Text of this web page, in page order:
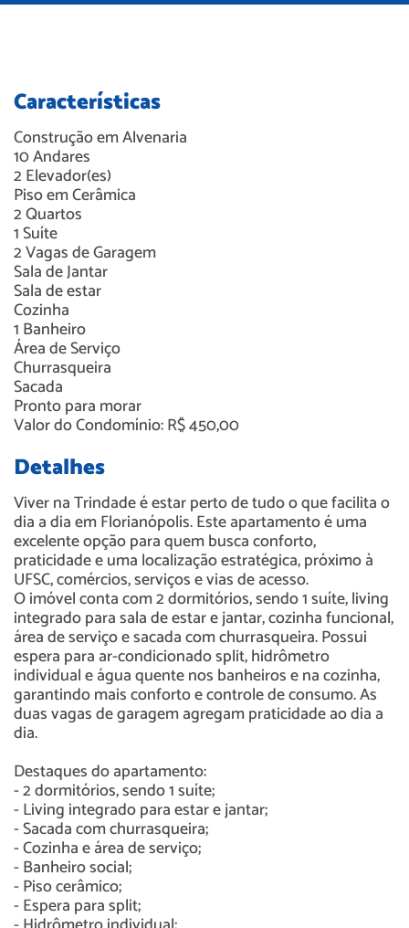
Características
Construção emAlvenaria
10Andares
2Elevador(es)
Piso emCerâmica
2Quartos
1Suíte
2Vagas de Garagem
Sala de Jantar
Sala de estar
Cozinha
1 Banheiro
Área de Serviço
Churrasqueira
Sacada
Pronto para morar
Valor do Condomínio: R$ 450,00
Detalhes
Viver na Trindade é estar perto de tudo o que facilita o
dia a dia em Florianópolis. Este apartamento é uma
excelente opção para quem busca conforto,
praticidade e uma localização estratégica, próximo à
UFSC, comércios, serviços e vias de acesso.
O imóvel conta com 2 dormitórios, sendo 1 suíte, living
integrado para sala de estar e jantar, cozinha funcional,
área de serviço e sacada com churrasqueira. Possui
espera para ar-condicionado split, hidrômetro
individual e água quente nos banheiros e na cozinha,
garantindo mais conforto e controle de consumo. As
duas vagas de garagem agregam praticidade ao dia a
dia.
Destaques do apartamento:
- 2 dormitórios, sendo 1 suíte;
- Living integrado para estar e jantar;
- Sacada com churrasqueira;
- Cozinha e área de serviço;
- Banheiro social;
- Piso cerâmico;
- Espera para split;